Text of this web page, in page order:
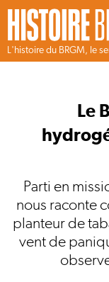
L'histoire du BRGM, le
Le
Parti en
nous raconte
planteur de
vent de
Gestion de vos